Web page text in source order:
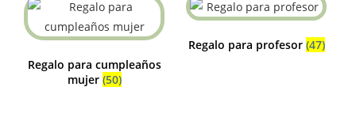
Regalo para cumpleaños
mujer (50)
Regalo para profesor (47)